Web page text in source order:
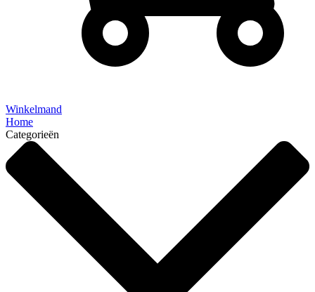
Winkelmand
Home
Categorieën